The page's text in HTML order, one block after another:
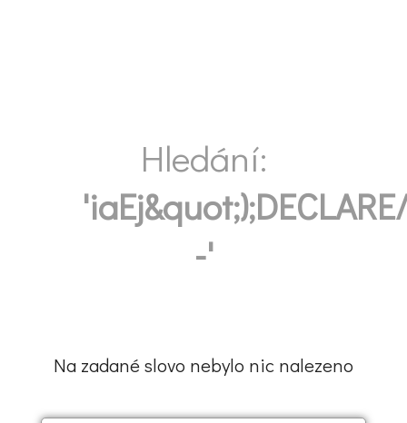
Hledání:
-'
Na zadané slovo nebylo nic nalezeno